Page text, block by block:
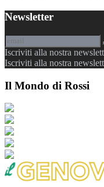
Newsletter
Iscriviti alla nostra
Iscriviti alla nostra
Il Mondo di Rossi